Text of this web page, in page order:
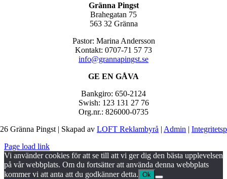
Gränna Pingst
Brahegatan 75
563 32 Gränna
Pastor: Marina Andersson
Kontakt: 0707-71 57 73
info@grannapingst.se
GE EN GÅVA
Bankgiro: 650-2124
Swish: 123 131 27 76
Org.nr.: 826000-0735
Gränna Pingst | Skapad av LOFT Reklambyrå | Admin |
Page load link
Vi använder cookies för att se till att vi ger dig den bästa upplevelsen
på vår webbplats. Om du fortsätter att använda denna webbplats
kommer vi att anta att du godkänner detta. Ok